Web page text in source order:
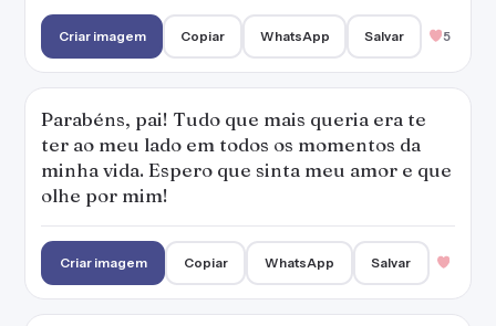
Criar imagem Copiar WhatsApp Salvar 5
Parabéns, pai! Tudo que mais queria era te
ter ao meu lado em todos os momentos da
minha vida. Espero que sinta meu amor e que
olhe por mim!
Criar imagem Copiar WhatsApp Salvar